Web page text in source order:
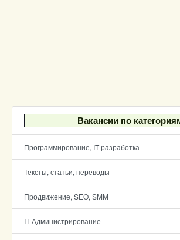
Вакансии по
Программирование, IT-разработка
Тексты, статьи, переводы
Продвижение, SEO, SMM
IT-Администрирование